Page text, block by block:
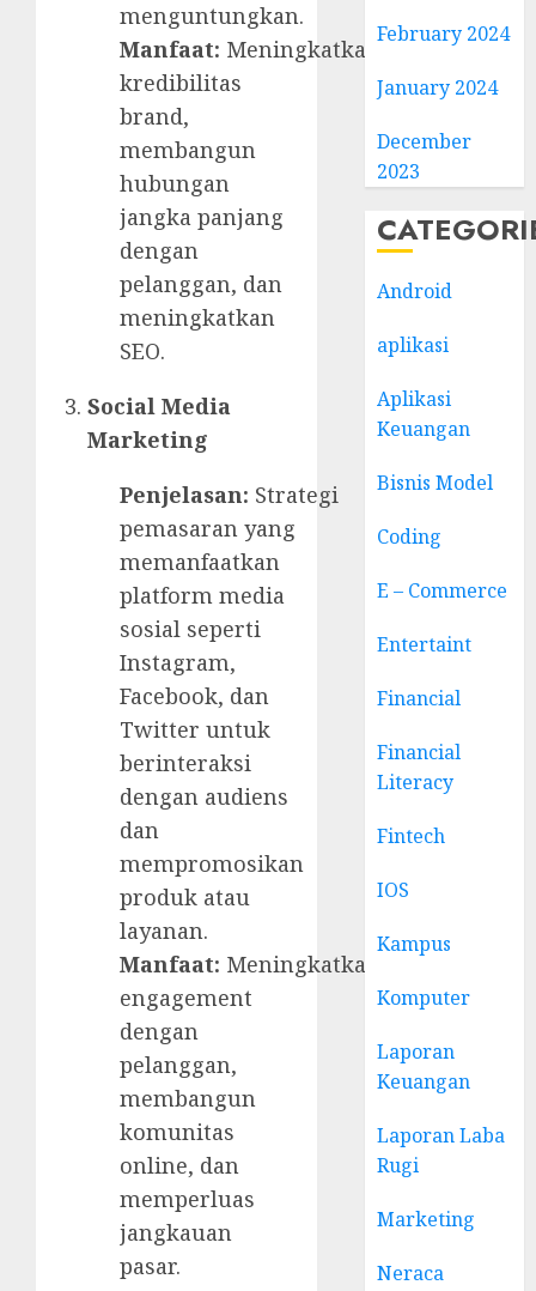
menguntungkan.
Manfaat: Meningkatkan
kredibilitas
brand,
membangun
hubungan
jangka panjang
dengan
pelanggan, dan
meningkatkan
SEO.
Social Media
Marketing
Penjelasan: Strategi
pemasaran yang
memanfaatkan
platform media
sosial seperti
Instagram,
Facebook, dan
Twitter untuk
berinteraksi
dengan audiens
dan
mempromosikan
produk atau
layanan.
Manfaat: Meningkatkan
engagement
dengan
pelanggan,
membangun
komunitas
online, dan
memperluas
jangkauan
pasar.
February 2024
January 2024
December
2023
Android
aplikasi
Aplikasi
Keuangan
Bisnis Model
Coding
E – Commerce
Entertaint
Financial
Financial
Literacy
Fintech
IOS
Kampus
Komputer
Laporan
Keuangan
Laporan Laba
Rugi
Marketing
Neraca